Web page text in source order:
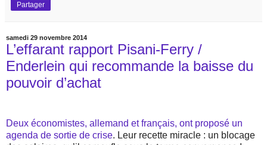
Partager
samedi 29 novembre 2014
L’effarant rapport Pisani-Ferry /
Enderlein qui recommande la baisse du
pouvoir d’achat
Deux économistes, allemand et français, ont proposé un
agenda de sortie de crise. Leur recette miracle : un blocage